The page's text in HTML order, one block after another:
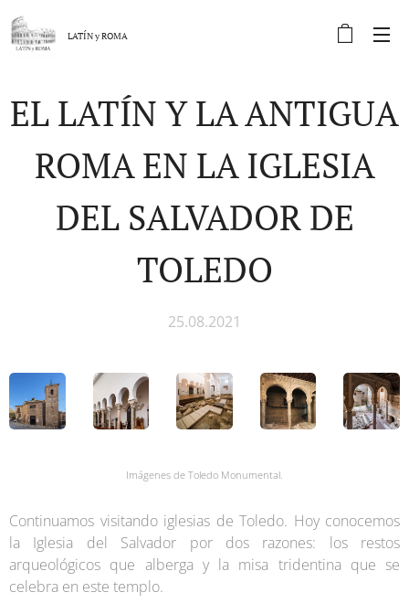
LATÍN yROMA
EL LATÍN Y LA ANTIGUA
ROMA EN LA IGLESIA
DEL SALVADOR DE
TOLEDO
25.08.2021
Imágenes de Toledo Monumental.
Continuamos visitando iglesias de Toledo. Hoy conocemos
la Iglesia del Salvador por dos razones: los restos
arqueológicos que alberga y la misa tridentina que se
celebra en este templo.